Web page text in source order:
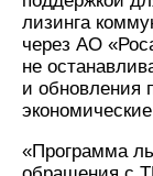
лизинга
через АО
не
и обновления
«Программа